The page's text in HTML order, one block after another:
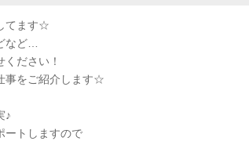
てます☆
など…
ださい！
事をご紹介します☆
♪
ートしますので